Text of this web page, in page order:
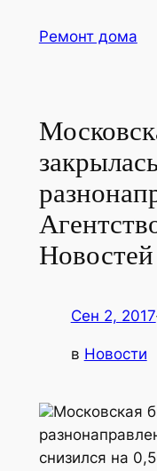
Ремонт дома
Новостей
Сен 2, 2017
в Новости
Московская
снизился на